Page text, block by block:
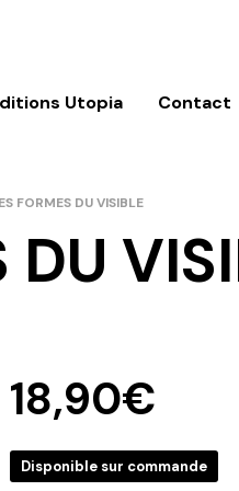
Utopia Contact
FORMES DU VISIBLE
DU
18,90€
Disponible sur commande